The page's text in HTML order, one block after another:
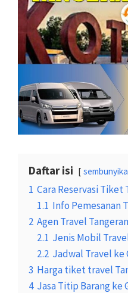
Daftar isi
1 Cara Reservasi Tiket
1.1 Info Pemesanan
2 Agen Travel
2.1 Jenis Mobil
2.2 Jadwal Travel ke
3 Harga tiket travel
4 Jasa Titip Barang ke